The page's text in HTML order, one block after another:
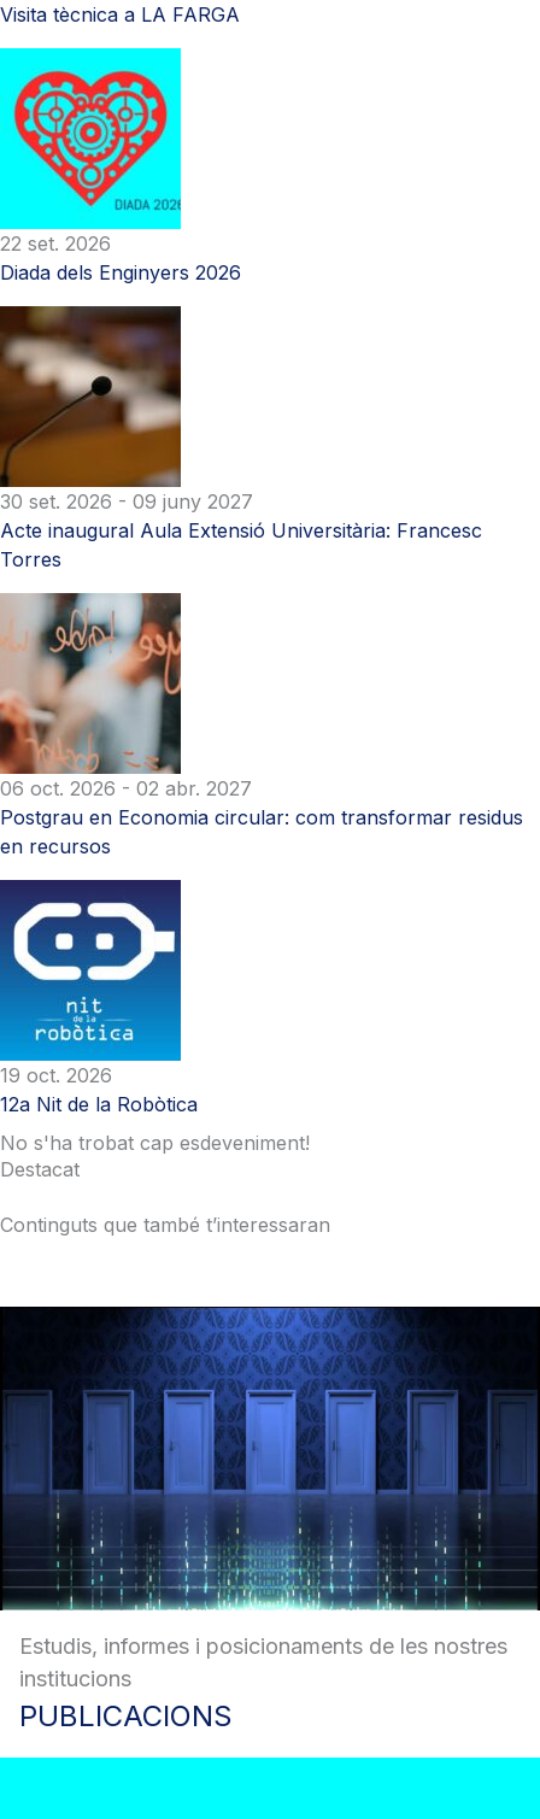
Visita tècnica a LA FARGA
22 set. 2026
Diada dels Enginyers 2026
30 set. 2026 - 09 juny 2027
Acte inaugural Aula Extensió Universitària: Francesc
Torres
06 oct. 2026 - 02 abr. 2027
Postgrau en Economia circular: com transformar residus
en recursos
19 oct. 2026
12a Nit de la Robòtica
No s'ha trobat cap esdeveniment!
Destacat
Continguts que també t’interessaran
Estudis, informes i posicionaments de les nostres
institucions
PUBLICACIONS